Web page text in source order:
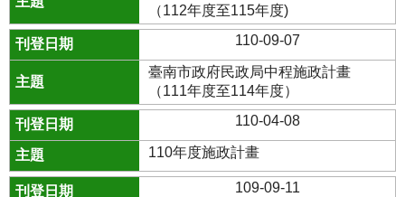
（112年度至115年度)
110-09-07
臺南市政府民政局中程施政計畫
（111年度至114年度）
110-04-08
110年度施政計畫
109-09-11